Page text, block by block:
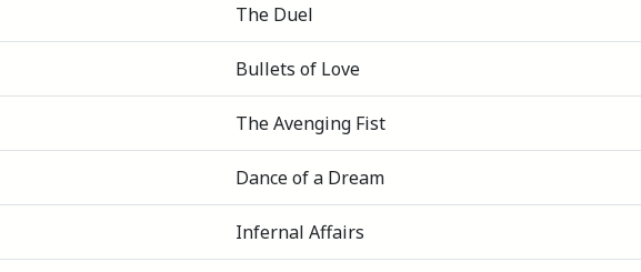
The Duel
Bullets of Love
The Avenging Fist
Dance of a Dream
Infernal Affairs